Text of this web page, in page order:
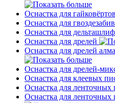
Оснастка для гайковёртов
Оснастка для
Оснастка для
Оснастка для дрелей
Оснастка для дрелей
Оснастка для дрелей-
Оснастка для клеевых
Оснастка для ленточных
Оснастка для